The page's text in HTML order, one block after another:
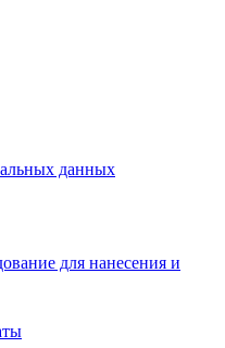
данных
для нанесения и